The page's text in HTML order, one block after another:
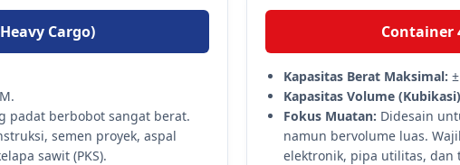
Cargo)
padat berbobot sangat berat.
semen proyek, aspal
sawit (PKS).
Container
Kapasitas Berat Maksimal:
Kapasitas Volume
Fokus Muatan: Didesain
namun bervolume luas.
elektronik, pipa utilitas, dan